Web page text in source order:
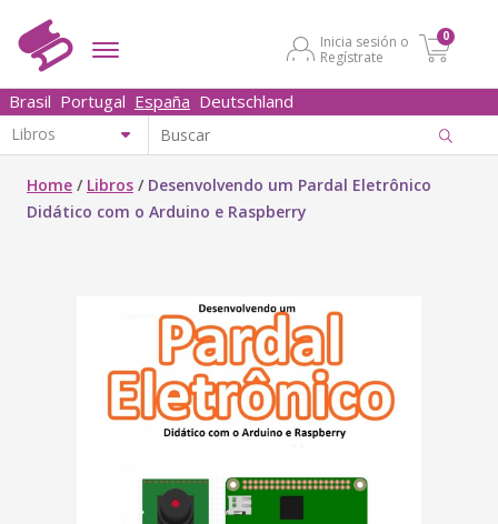
Inicia sesión o
Regístrate
0
Brasil Portugal España Deutschland
Home / Libros / Desenvolvendo um Pardal Eletrônico
Didático com o Arduino e Raspberry